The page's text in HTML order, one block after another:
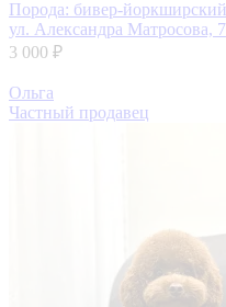
Порода: бивер-
ул. Александра Матросова, 7
3 000 ₽
Ольга
Частный продавец